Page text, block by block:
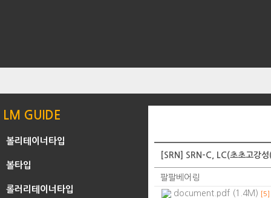
LM GUIDE
볼리테이너타입
볼타입
롤러리테이너타입
[SRN] SRN-C, LC(초초고강
팔팔베어링
document.pdf (1.4M)
[5]